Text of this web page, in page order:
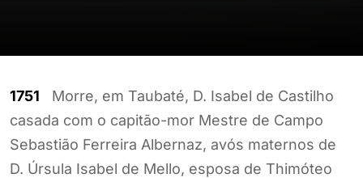
1751 Morre, em Taubaté, D. Isabel de Castilho
casada com o capitão-mor Mestre de Campo
Sebastião Ferreira Albernaz, avós maternos de
D. Úrsula Isabel de Mello, esposa de Thimóteo